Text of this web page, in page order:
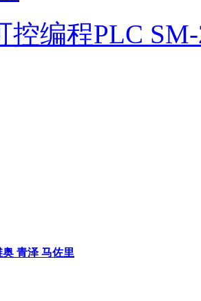
控编程PLC
奥 青泽 马佐里